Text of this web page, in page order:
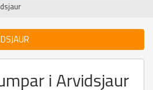
i Arvidsjaur